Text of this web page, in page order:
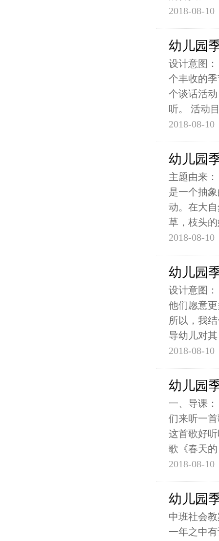
2018-08-10
幼儿园
设计意图
个丰收的
个谈话活
听。 活动
2018-08-10
幼儿园
主题由来
是一个抽
动。在大
草，枝头
2018-08-10
幼儿园
设计意图
他们愿意
所以，我
导幼儿对其
2018-08-10
幼儿园
一、导课
们来听一
这首歌好
歌《春天的
2018-08-10
幼儿园
中班社会
一年之中